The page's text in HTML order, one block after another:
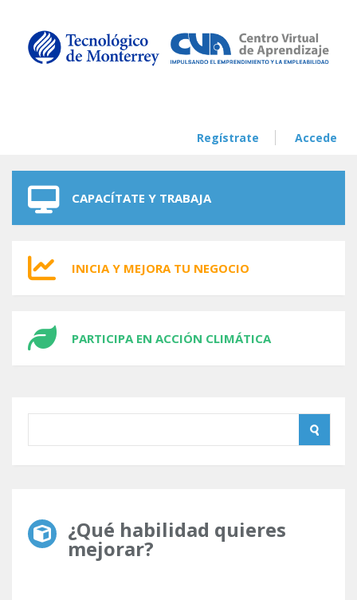
Regístrate Accede
CAPACÍTATE Y TRABAJA
INICIA Y MEJORA TU NEGOCIO
PARTICIPA EN ACCIÓN CLIMÁTICA
¿Qué habilidad quieres
mejorar?